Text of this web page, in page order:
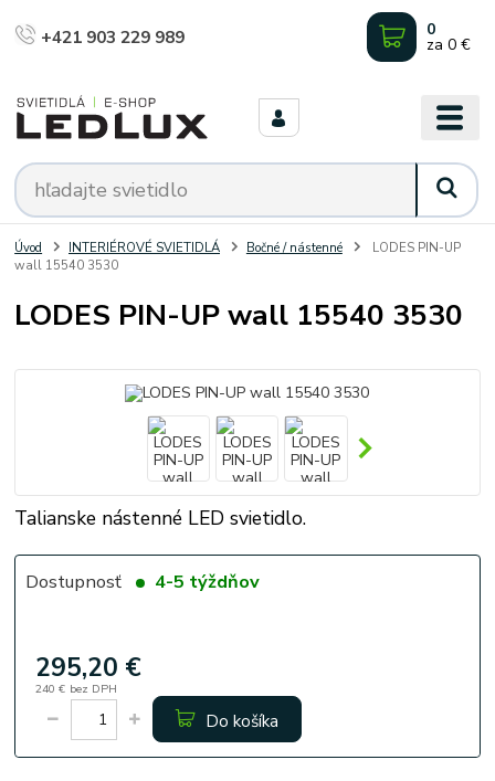
+421 903 229 989 0
za 0 €
Úvod INTERIÉROVÉ SVIETIDLÁ Bočné / nástenné
LODES PIN-UP
wall 15540 3530
LODES PIN-UP wall 15540 3530
Talianske nástenné LED svietidlo.
Dostupnosť 4-5 týždňov
295,20 €
240 € bez DPH
Do košíka